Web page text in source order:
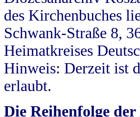
des Kirchenbuches
Schwank-Straße 8,
Heimatkreises
Hinweis: Derzeit ist
erlaubt.
Die Reihenfolge